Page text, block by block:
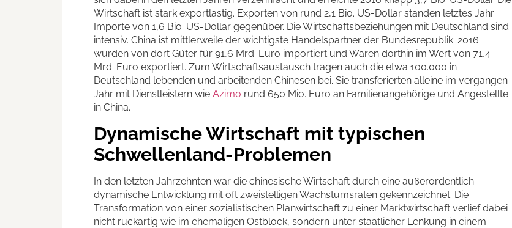
Wirtschaft ist stark exportlastig. Exporten von rund 2,1 Bio. US-Dollar standen letztes Jahr
Importe von 1,6 Bio. US-Dollar gegenüber. Die Wirtschaftsbeziehungen mit Deutschland sind
intensiv. China ist mittlerweile der wichtigste Handelspartner der Bundesrepublik. 2016
wurden von dort Güter für 91,6 Mrd. Euro importiert und Waren dorthin im Wert von 71,4
Mrd. Euro exportiert. Zum Wirtschaftsaustausch tragen auch die etwa 100.000 in
Deutschland lebenden und arbeitenden Chinesen bei. Sie transferierten alleine im vergangen
Jahr mit Dienstleistern wie Azimo rund 650 Mio. Euro an Familienangehörige und Angestellte
in China.
Dynamische Wirtschaft mit typischen
Schwellenland-Problemen
In den letzten Jahrzehnten war die chinesische Wirtschaft durch eine außerordentlich
dynamische Entwicklung mit oft zweistelligen Wachstumsraten gekennzeichnet. Die
Transformation von einer sozialistischen Planwirtschaft zu einer Marktwirtschaft verlief dabei
nicht ruckartig wie im ehemaligen Ostblock, sondern unter staatlicher Lenkung in einem